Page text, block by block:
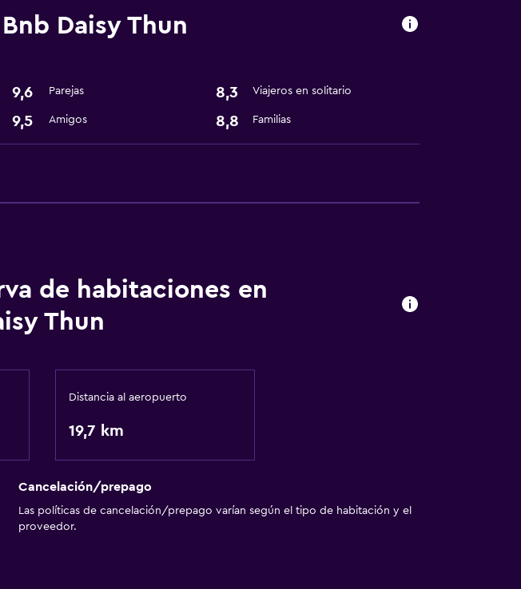
Daisy Thun
9,6 Parejas 8,3 Viajeros en solitario
9,5 Amigos 8,8 Familias
de habitaciones en
Thun
Distancia al aeropuerto
19,7 km
Cancelación/prepago
Las políticas de cancelación/prepago varían según el tipo de habitación y el
proveedor.